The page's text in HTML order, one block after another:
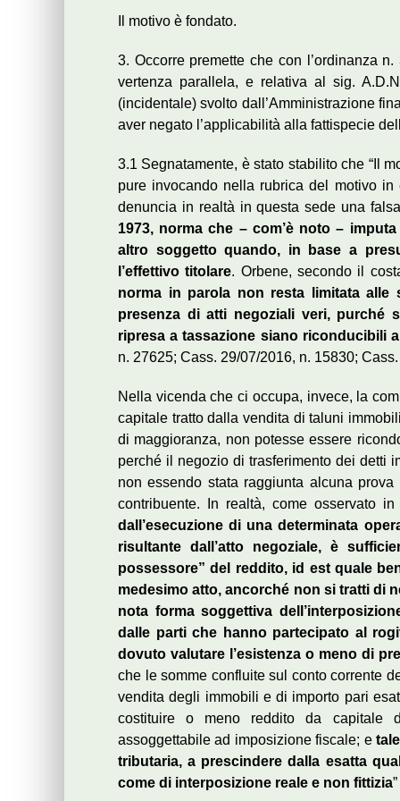
Il motivo è fondato.
3. Occorre premette che con l’ordinanza
vertenza parallela, e relativa al sig.
(incidentale) svolto dall’Amministrazione
aver negato l’applicabilità alla fattispecie
3.1 Segnatamente, è stato stabilito che “Il
pure invocando nella rubrica del motivo
denuncia in realtà in questa sede una
1973, norma che – com’è noto –
altro soggetto quando, in base a
l’effettivo titolare. Orbene, secondo il
norma in parola non resta limitata alle
presenza di atti negoziali veri, purché
ripresa a tassazione siano riconducibili
n. 27625; Cass. 29/07/2016, n. 15830;
Nella vicenda che ci occupa, invece, la
capitale tratto dalla vendita di taluni
di maggioranza, non potesse essere
perché il negozio di trasferimento dei detti
non essendo stata raggiunta alcuna
contribuente. In realtà, come osservato
dall’esecuzione di una determinata
risultante dall’atto negoziale, è
possessore” del reddito, id est quale
medesimo atto, ancorché non si tratti di
nota forma soggettiva
dalle parti che hanno partecipato al
dovuto valutare l’esistenza o meno di
che le somme confluite sul conto corrente
vendita degli immobili e di importo pari
costituire o meno reddito da capitale
assoggettabile ad imposizione fiscale; e
tributaria, a prescindere dalla esatta
come di interposizione reale e non fittizia